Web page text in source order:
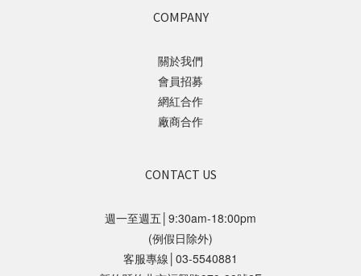
COMPANY
關於我們
會員招募
網紅合作
廠商合作
CONTACT US
週一至週五│9:30am-18:00pm
(例假日除外)
客服專線│03-5540881